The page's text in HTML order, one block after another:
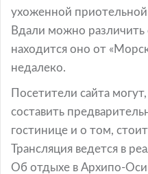
ухоженной
Вдали можно различить
находится оно от
недалеко.
Посетители сайта
составить
гостинице и о том,
Трансляция ведется в
Об отдыхе в Архипо-